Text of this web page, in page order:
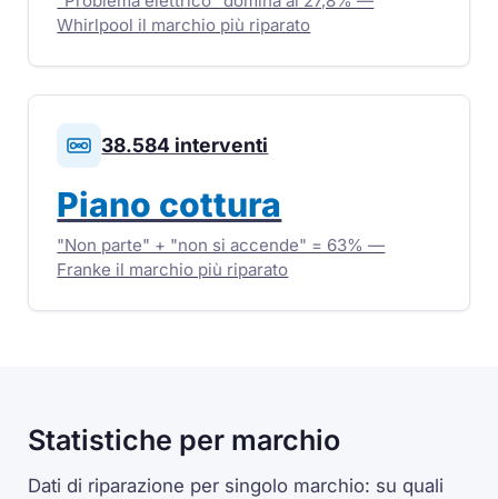
Whirlpool il marchio più riparato
38.584 interventi
Piano cottura
"Non parte" + "non si accende" = 63% —
Franke il marchio più riparato
Statistiche per marchio
Dati di riparazione per singolo marchio: su quali